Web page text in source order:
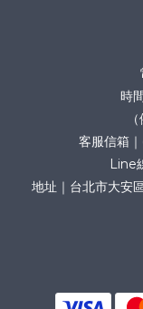
時
客服信箱
Line
地址｜台北市大安